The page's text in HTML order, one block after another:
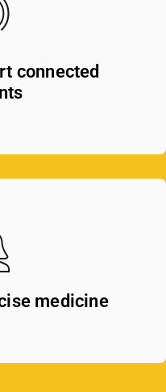
connected
medicine